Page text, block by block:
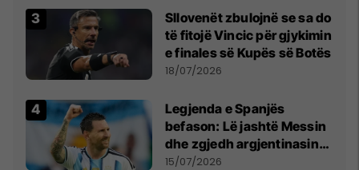
Sllovenët zbulojnë se sa do
të fitojë Vincic për gjykimin
e finales së Kupës së Botës
18/07/2026
Legjenda e Spanjës
befason: Lë jashtë Messin
dhe zgjedh argjentinasin
më të mirë në botë
15/07/2026